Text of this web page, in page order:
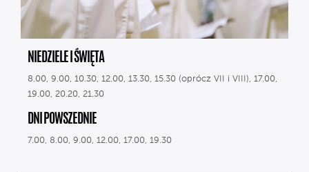
NIEDZIELE I ŚWIĘTA
8.00, 9.00, 10.30, 12.00, 13.30, 15.30 (oprócz VII i VIII), 17.00,
19.00, 20.20, 21.30
DNI POWSZEDNIE
7.00, 8.00, 9.00, 12.00, 17.00, 19.30